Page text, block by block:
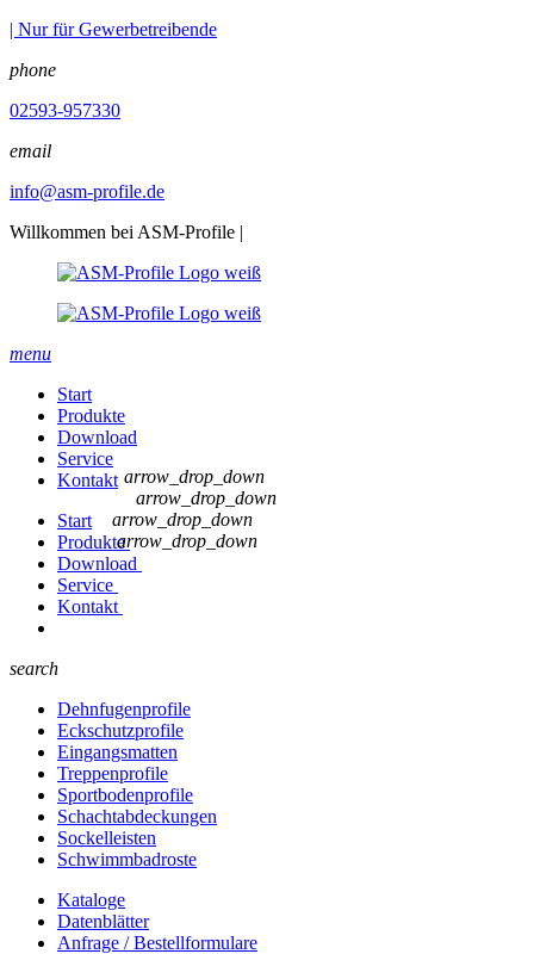
| Nur für Gewerbetreibende
phone
02593-957330
email
info@asm-profile.de
Willkommen bei ASM-Profile |
menu
Start
Produkte
Download
Service
Kontakt
Start
Produkte
arrow_drop_down
Download
arrow_drop_down
Service
arrow_drop_down
Kontakt
arrow_drop_down
search
Dehnfugenprofile
Eckschutzprofile
Eingangsmatten
Treppenprofile
Sportbodenprofile
Schachtabdeckungen
Sockelleisten
Schwimmbadroste
Kataloge
Datenblätter
Anfrage / Bestellformulare